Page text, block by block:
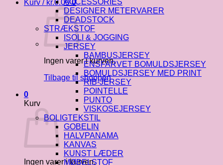
Kurv / kr.0.00 0
Ingen varer i kurven.
Tilbage til shoppen
0
Kurv
Ingen varer i kurven.
ACCESSORIES
DESIGNER METERVARER
DEADSTOCK
STRÆKSTOF
ISOLI & JOGGING
JERSEY
BAMBUSJERSEY
ENSFARVET BOMULDSJERSEY
BOMULDSJERSEY MED PRINT
RIB-JERSEY
POINTELLE
PUNTO
VISKOSEJERSEY
BOLIGTEKSTIL
GOBELIN
HALVPANAMA
KANVAS
KUNST LÆDER
MØBELSTOF